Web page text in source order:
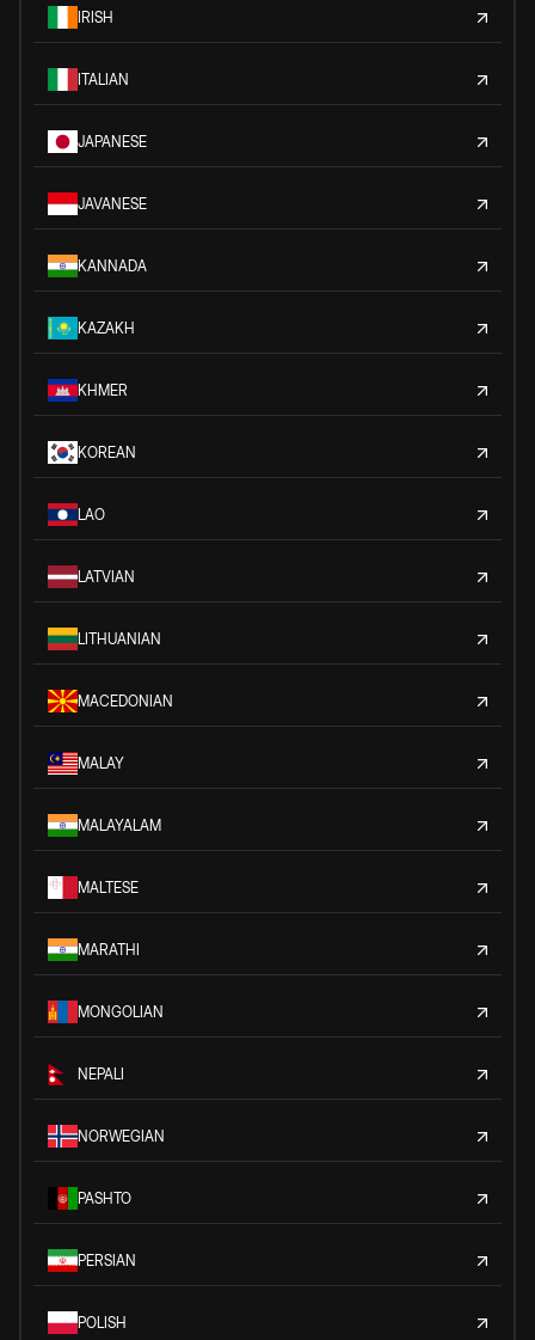
IRISH
ITALIAN
JAPANESE
JAVANESE
KANNADA
KAZAKH
KHMER
KOREAN
LAO
LATVIAN
LITHUANIAN
MACEDONIAN
MALAY
MALAYALAM
MALTESE
MARATHI
MONGOLIAN
NEPALI
NORWEGIAN
PASHTO
PERSIAN
POLISH